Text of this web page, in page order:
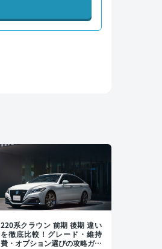
220系クラウン 前期 後期 違い
を徹底比較！グレード・維持
費・オプション選びの攻略ガイ